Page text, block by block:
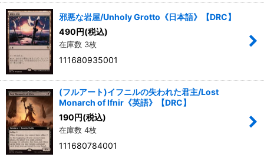
邪悪な岩屋/Unholy Grotto《日本語》【DRC】
490円(税込)
在庫数 3枚
111680935001
(フルアート)イフニルの失われた君主/Lost
Monarch of Ifnir《英語》【DRC】
190円(税込)
在庫数 4枚
111680784001